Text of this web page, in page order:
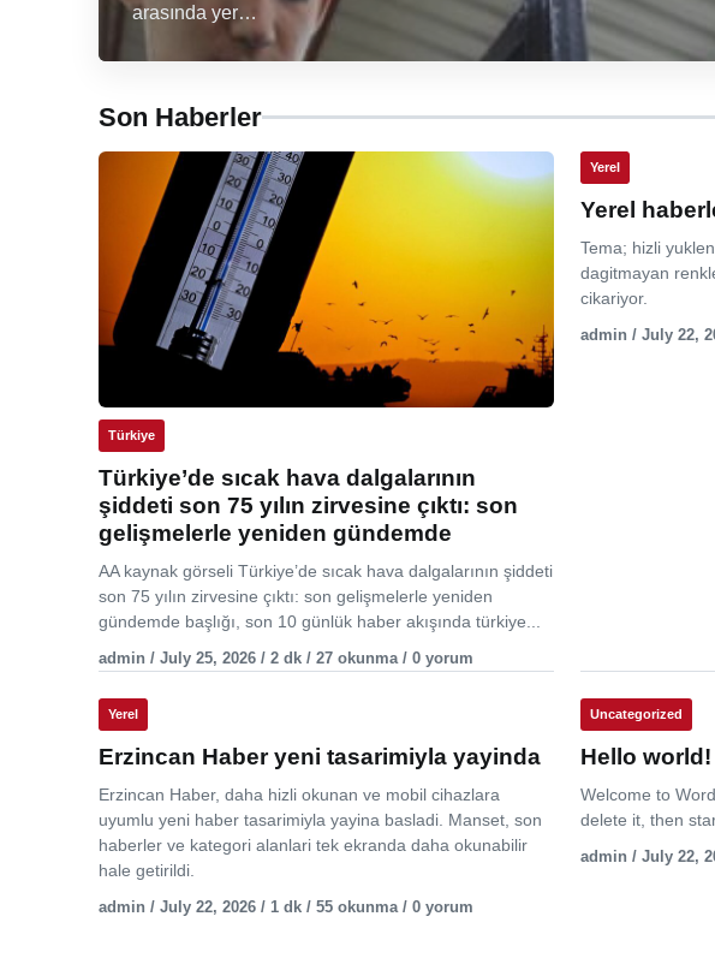
arasında yer…
Son Haberler
Türkiye
Türkiye’de sıcak hava dalgalarının
şiddeti son 75 yılın zirvesine çıktı: son
gelişmelerle yeniden gündemde
AA kaynak görseli Türkiye’de sıcak hava dalgalarının şiddeti
son 75 yılın zirvesine çıktı: son gelişmelerle yeniden
gündemde başlığı, son 10 günlük haber akışında türkiye...
admin / July 25, 2026 / 2 dk / 27 okunma / 0 yorum
Yerel
Yerel
Tema; hizli
dagitmayan
cikariyor.
admin / July 22,
Yerel
Erzincan Haber yeni tasarimiyla yayinda
Erzincan Haber, daha hizli okunan ve mobil cihazlara
uyumlu yeni haber tasarimiyla yayina basladi. Manset, son
haberler ve kategori alanlari tek ekranda daha okunabilir
hale getirildi.
admin / July 22, 2026 / 1 dk / 55 okunma / 0 yorum
Uncategorized
Hello world!
Welcome to
delete it, then
admin / July 22,